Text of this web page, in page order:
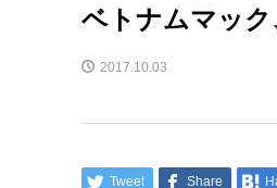
ベトナムマッ
2017.10.03
Tweet Share